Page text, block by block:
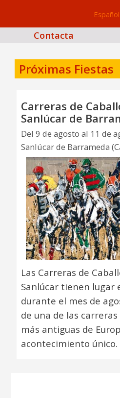
Español
Contacta
Próximas Fiestas
Carreras de
Sanlúcar de
Del 9 de agosto al 11 de
Sanlúcar de Barrameda
Las Carreras de
Sanlúcar tienen lugar
durante el mes de
de una de las
más antiguas de
acontecimiento único.